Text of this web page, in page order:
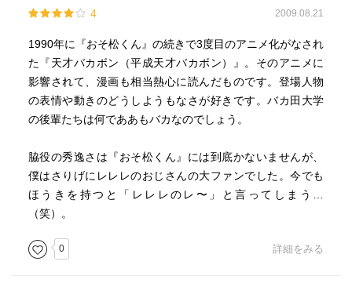
4 2009.08.21
1990年に『おそ松くん』の続きで3度目のアニメ化がなされ
た『天才バカボン（平成天才バカボン）』。そのアニメに
影響されて、漫画も相当熱心に読んだものです。登場人物
の表情や動きのどうしようもなさが好きです。バカ田大学
の後輩たちは何でああもバカなのでしょう。
脇役の秀逸さは『おそ松くん』には到底かないませんが、
僕はさりげにレレレのおじさんの大ファンでした。今でも
ほうきを持つと「レレレのレ〜」と言ってしまう…
（笑）。
0 詳細をみる